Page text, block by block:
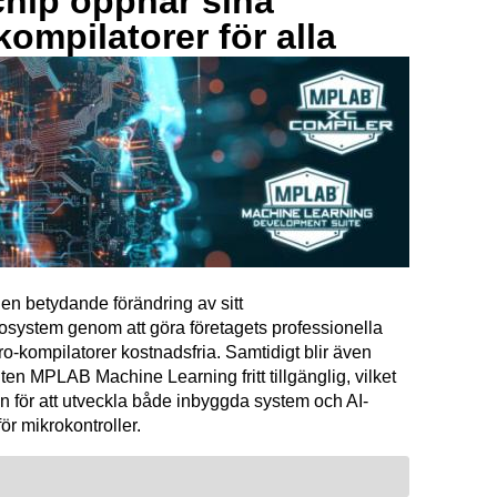
för alla
betydande förändring av sitt
genom att göra företagets professionella
kompilatorer kostnadsfria. Samtidigt blir även
MPLAB Machine Learning fritt tillgänglig, vilket
för att utveckla både inbyggda system och AI-
mikrokontroller.